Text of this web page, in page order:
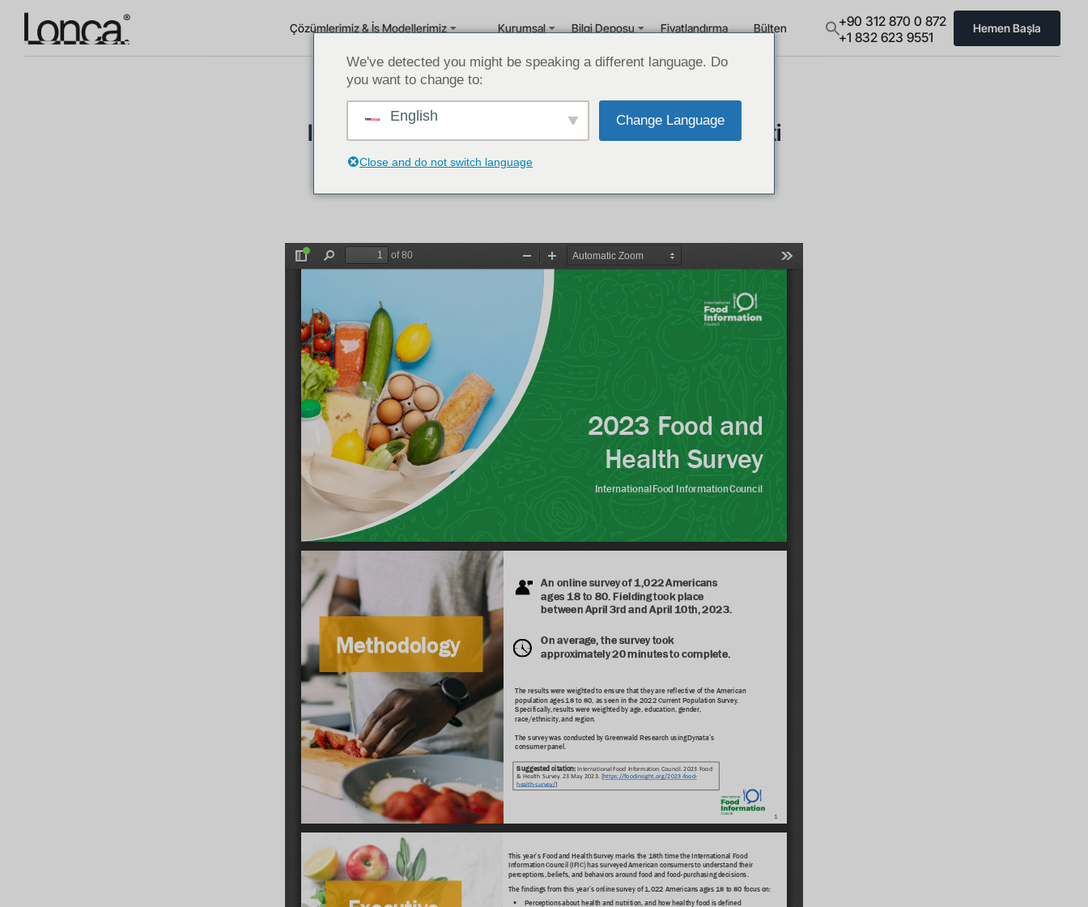
Çözümlerimiz & İş Modellerimiz Kurumsal Bilgi Deposu Fiyatlandırma Bülten
+90 312 870 0 872
+1 832 623 9551
Hemen Başla
IFIC’in Amerikan Tüketicilerinin Gıda Üzerine Anketi
We've detected you might be speaking a different language. Do
you want to change to:
English Change Language
Close and do not switch language